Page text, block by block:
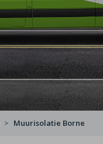
Muurisolatie Borne